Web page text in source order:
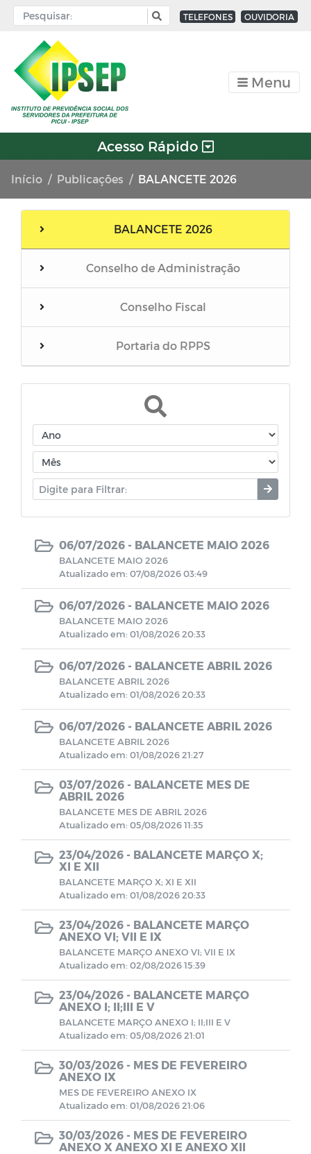
TELEFONES OUVIDORIA
Menu
Acesso Rápido
Início Publicações BALANCETE 2026
BALANCETE 2026
Conselho de Administração
Conselho Fiscal
Portaria do RPPS
Balanços
RREO do RPPS
Eventos
Folha inativos
Folha Pensionista
Demonstrativos Previdenciário
Demonstrativo Previdenciários DEPIN
Demonstrativo Previdenciários DIPR
Demonstrativos Previdenciários DRAA
Demonstrativos Contábeis
Comitê de Investimentos
Contratos
BALANCETES 2022
Avisos
PORTARIAS RPPS 2023
CONVENIOS 2023
BALANCETES 2024
06/07/2026 - BALANCETE MAIO 2026
BALANCETE MAIO 2026
Atualizado em: 07/08/2026 03:49
06/07/2026 - BALANCETE MAIO 2026
BALANCETE MAIO 2026
Atualizado em: 01/08/2026 20:33
06/07/2026 - BALANCETE ABRIL 2026
BALANCETE ABRIL 2026
Atualizado em: 01/08/2026 20:33
06/07/2026 - BALANCETE ABRIL 2026
BALANCETE ABRIL 2026
Atualizado em: 01/08/2026 21:27
03/07/2026 - BALANCETE MES DE
ABRIL 2026
BALANCETE MES DE ABRIL 2026
Atualizado em: 05/08/2026 11:35
23/04/2026 - BALANCETE MARÇO X;
XI E XII
BALANCETE MARÇO X; XI E XII
Atualizado em: 01/08/2026 20:33
23/04/2026 - BALANCETE MARÇO
ANEXO VI; VII E IX
BALANCETE MARÇO ANEXO VI; VII E IX
Atualizado em: 02/08/2026 15:39
23/04/2026 - BALANCETE MARÇO
ANEXO I; II;III E V
BALANCETE MARÇO ANEXO I; II;III E V
Atualizado em: 05/08/2026 21:01
30/03/2026 - MES DE FEVEREIRO
ANEXO IX
MES DE FEVEREIRO ANEXO IX
Atualizado em: 01/08/2026 21:06
30/03/2026 - MES DE FEVEREIRO
ANEXO X ANEXO XI E ANEXO XII